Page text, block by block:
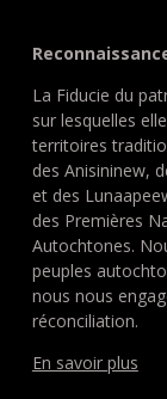
La Fiducie du
sur lesquelles
territoires
des Anisininew,
et des
des Premières
Autochtones.
peuples
nous nous
réconciliation.
En savoir plus